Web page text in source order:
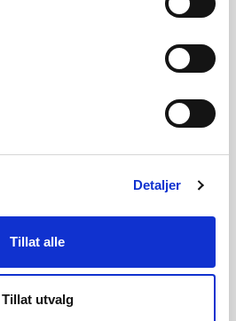
Detaljer
Tillat alle
Tillat utvalg
av konsesjon
konsesjon
ekspropriasjon og
om småkraftverk (installert